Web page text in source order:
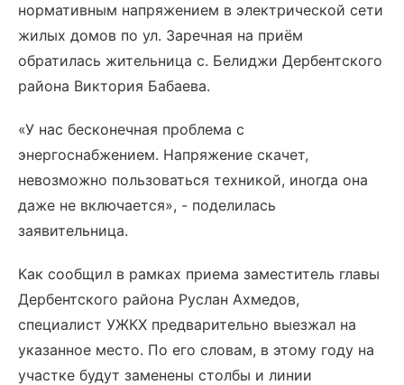
нормативным напряжением в электрической сети
жилых домов по ул. Заречная на приём
обратилась жительница с. Белиджи Дербентского
района Виктория Бабаева.
«У нас бесконечная проблема с
энергоснабжением. Напряжение скачет,
невозможно пользоваться техникой, иногда она
даже не включается», - поделилась
заявительница.
Как сообщил в рамках приема заместитель главы
Дербентского района Руслан Ахмедов,
специалист УЖКХ предварительно выезжал на
указанное место. По его словам, в этому году на
участке будут заменены столбы и линии